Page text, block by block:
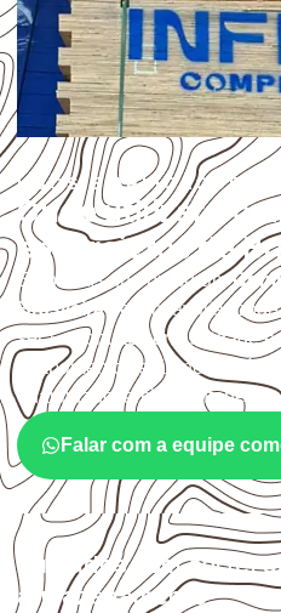
USOS E APLICAÇÕES
Onde utilizar
em projetos de
Empresas que procuram
Brasileiradevem avaliar onde
será o contato com umidade
acabamento serão
quantidade também
Falar com a equipe
Cuidados com corte,
armazenamento